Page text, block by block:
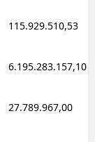
115.929.510,53
6.195.283.157,10
27.789.967,00